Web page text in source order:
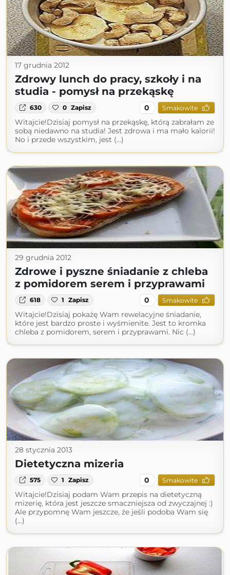
17 grudnia 2012
Zdrowy lunch do pracy, szkoły i na
studia - pomysł na przekąskę
630 0 Zapisz 0 Smakowite
Witajcie!Dzisiaj pomysł na przekąskę, którą zabrałam ze
sobą niedawno na studia! Jest zdrowa i ma mało kalorii!
No i przede wszystkim, jest (...)
29 grudnia 2012
Zdrowe i pyszne śniadanie z chleba
z pomidorem serem i przyprawami
618 1 Zapisz 0 Smakowite
Witajcie!Dzisiaj pokażę Wam rewelacyjne śniadanie,
które jest bardzo proste i wyśmienite. Jest to kromka
chleba z pomidorem, serem i przyprawami. Nic (...)
28 stycznia 2013
Dietetyczna mizeria
575 1 Zapisz 0 Smakowite
Witajcie!Dzisiaj podam Wam przepis na dietetyczną
mizerię, która jest jeszcze smaczniejsza od zwyczajnej :)
Ale przypomnę Wam jeszcze, że jeśli podoba Wam się
(...)